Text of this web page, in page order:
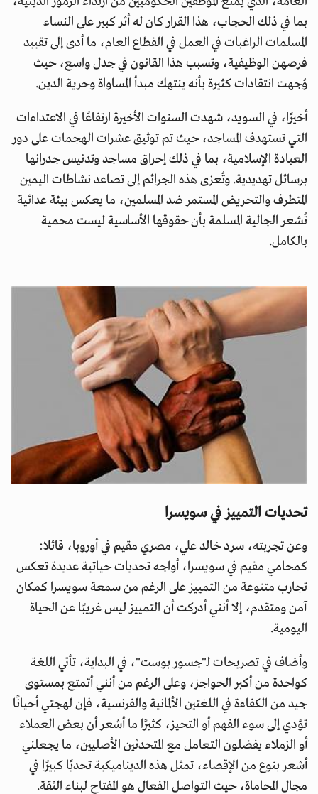
بما في ذلك الحجاب، هذا القرار كان له أثر كبير على النساء
المسلمات الراغبات في العمل في القطاع العام، ما أدى إلى تقييد
فرصهن الوظيفية، وتسبب هذا القانون في جدل واسع، حيث
وُجهت انتقادات كثيرة بأنه ينتهك مبدأ المساواة وحرية الدين.
أخيرًا، في السويد، شهدت السنوات الأخيرة ارتفاعًا في الاعتداءات
التي تستهدف المساجد، حيث تم توثيق عشرات الهجمات على دور
العبادة الإسلامية، بما في ذلك إحراق مساجد وتدنيس جدرانها
برسائل تهديدية. وتُعزى هذه الجرائم إلى تصاعد نشاطات اليمين
المتطرف والتحريض المستمر ضد المسلمين، ما يعكس بيئة عدائية
تُشعر الجالية المسلمة بأن حقوقها الأساسية ليست محمية
بالكامل.
تحديات التمييز في سويسرا
وعن تجربته، سرد خالد علي، مصري مقيم في أوروبا، قائلا:
كمحامي مقيم في سويسرا، أواجه تحديات حياتية عديدة تعكس
تجارب متنوعة من التمييز على الرغم من سمعة سويسرا كمكان
آمن ومتقدم، إلا أنني أدركت أن التمييز ليس غريبًا عن الحياة
اليومية.
وأضاف في تصريحات لـ"جسور بوست"، في البداية، تأتي اللغة
كواحدة من أكبر الحواجز، وعلى الرغم من أنني أتمتع بمستوى
جيد من الكفاءة في اللغتين الألمانية والفرنسية، فإن لهجتي أحيانًا
تؤدي إلى سوء الفهم أو التحيز، كثيرًا ما أشعر أن بعض العملاء
أو الزملاء يفضلون التعامل مع المتحدثين الأصليين، ما يجعلني
أشعر بنوع من الإقصاء، تمثل هذه الديناميكية تحديًا كبيرًا في
مجال المحاماة، حيث التواصل الفعال هو المفتاح لبناء الثقة.